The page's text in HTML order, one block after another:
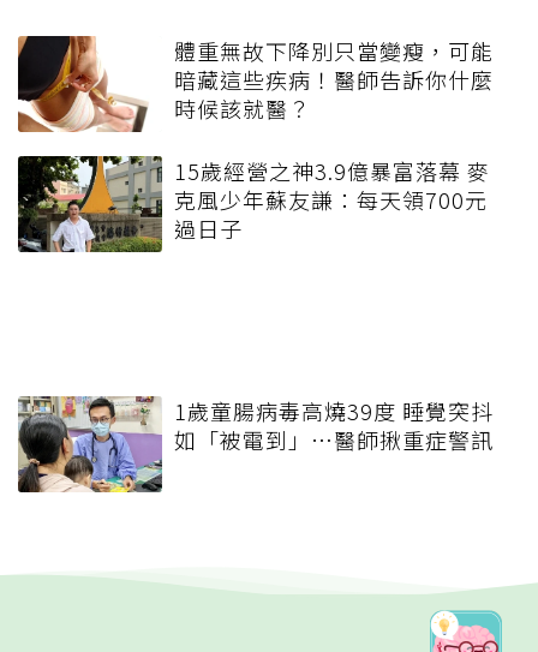
體重無故下降別只當變瘦，可能
暗藏這些疾病！醫師告訴你什麼
時候該就醫？
15歲經營之神3.9億暴富落幕 麥
克風少年蘇友謙：每天領700元
過日子
1歲童腸病毒高燒39度 睡覺突抖
如「被電到」…醫師揪重症警訊